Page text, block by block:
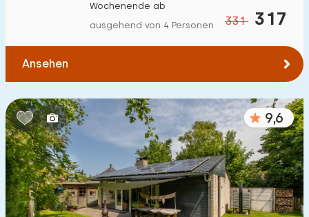
Kinderfreundlich
Kindermöbel
Eingezäunter Garten 59
Spielgeräte im Garten 20
Hallenbad 7
Freibad 63
331 317
Wochenende ab
ausgehend von 4 Personen
Ansehen
9,6